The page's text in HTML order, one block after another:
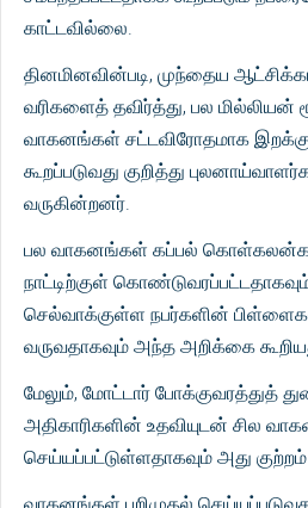
காட்டவில்லை.
தினமினவின்படி, முந்தைய
வரிகளைத் தவிர்த்து, பல மில்லியன்
வாகனங்கள் சட்டவிரோதமாக
கூறப்படுவது குறித்து
வருகின்றனர்.
பல வாகனங்கள் கப்பல்
நாட்டிற்குள்
செல்வாக்குள்ள நபர்களின்
வருவதாகவும் அந்த அறிக்கை
மேலும், மோட்டார் போக்குவரத்துத்
அதிகாரிகளின் உதவியுடன் சில
செய்யப்பட்டுள்ளதாகவும் அது குற்றம்